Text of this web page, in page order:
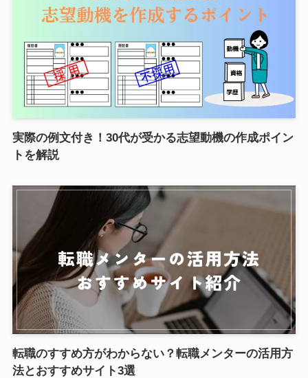
実際の例文付き！30代が受かる志望動機の作成ポイン
トを解説
転職のすすめ方がわからない？転職メンターの活用方
法とおすすめサイト3選